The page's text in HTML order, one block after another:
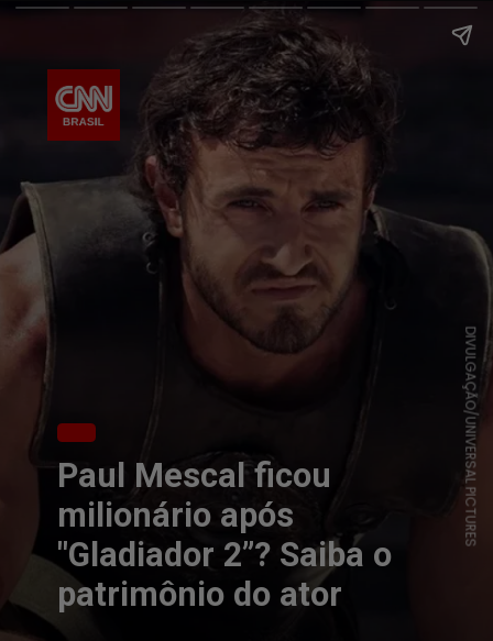
Paul Mescal ficou
milionário após
"Gladiador 2”? Saiba o
patrimônio do ator
DIVULGAÇÃO/UNIVERSAL PICTURES